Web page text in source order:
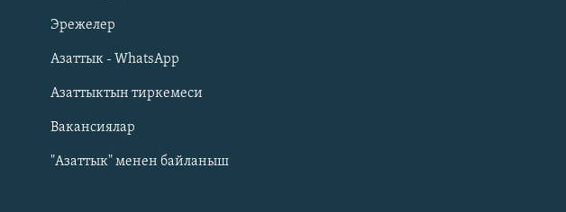
Русский
ОНЛАЙН ШЕРИНЕ
Эрежелер
Азаттык - WhatsApp
Азаттыктын тиркемеси
Вакансиялар
"Азаттык" менен байланыш